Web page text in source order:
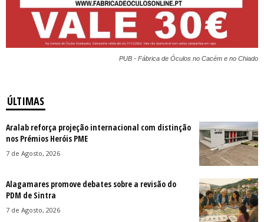
PUB - Fábrica de Óculos no Cacém e no Chiado
ÚLTIMAS
Aralab reforça projeção internacional com distinção
nos Prémios Heróis PME
7 de Agosto, 2026
Alagamares promove debates sobre a revisão do
PDM de Sintra
7 de Agosto, 2026